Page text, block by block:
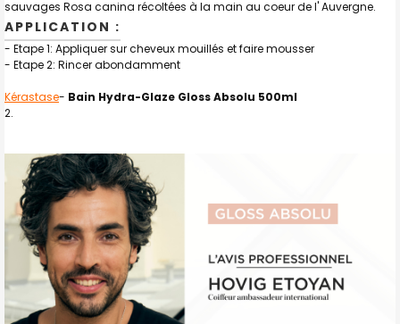
sauvages Rosa canina récoltées à la main au coeur de l' Auvergne.
APPLICATION :
- Etape 1: Appliquer sur cheveux mouillés et faire mousser
- Etape 2: Rincer abondamment
Kérastase- Bain Hydra-Glaze Gloss Absolu 500ml